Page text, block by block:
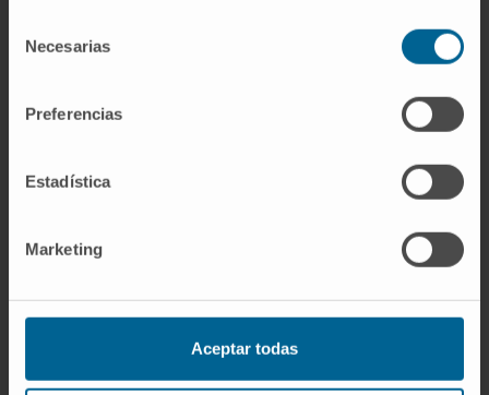
Necesarias
Preferencias
Estadística
Marketing
Aceptar todas
en trasplante hepático, así como el impacto
de las alteraciones de IGF-1 en el hígado y
Al mismo tiempo, ha participado en varios
sobre estos mismos temas.